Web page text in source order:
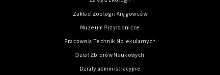
Zakład Zoologii Kręgowców
Muzeum Przyrodnicze
Pracownia Technik Molekularnych
Dział Zbiorów Naukowych
Działy administracyjne